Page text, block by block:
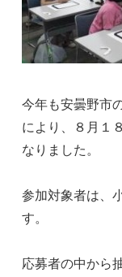
今年も安曇野市
により、８月１
なりました。
参加対象者は、
す。
応募者の中から